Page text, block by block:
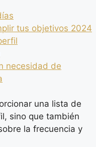
tus objetivos 2024
necesidad de
una lista de
sino que también
la frecuencia y